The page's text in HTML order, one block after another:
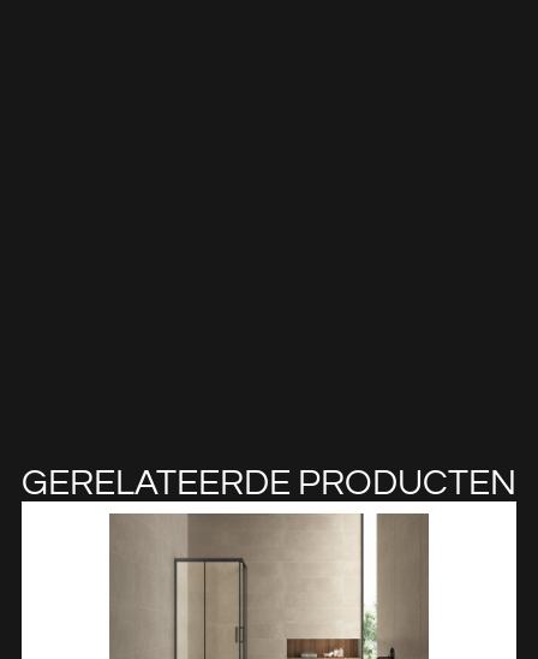
GERELATEERDE PRODUCTEN